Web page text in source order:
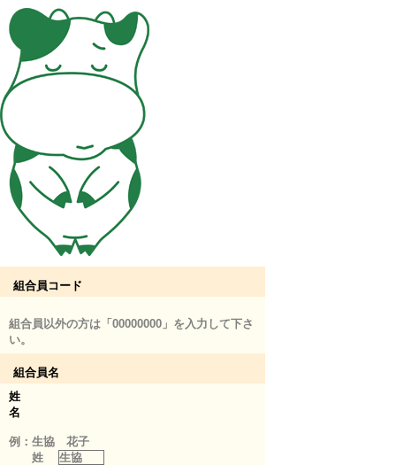
組合員コード
組合員以外の方は「00000000」を入力して下さ
い。
組合員名
姓
名
例：生協 花子
姓
生協